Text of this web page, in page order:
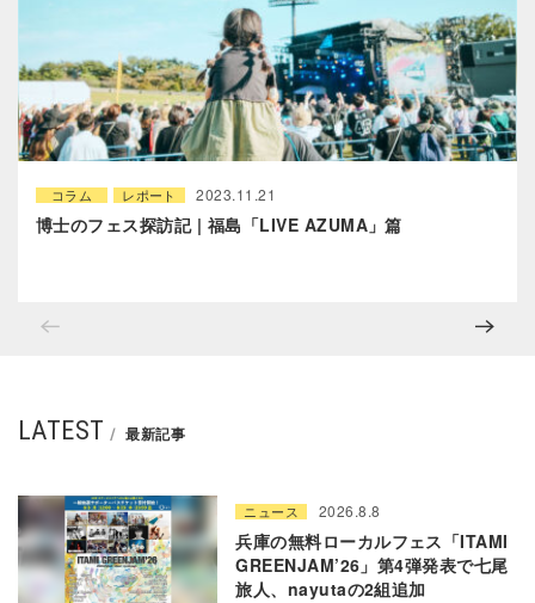
コラム レポート 2023.11.21
博士のフェス探訪記 | 福島「LIVE AZUMA」篇
LATEST 最新記事
ニュース 2026.8.8
兵庫の無料ローカルフェス「ITAMI
GREENJAM’26」第4弾発表で七尾
旅人、nayutaの2組追加